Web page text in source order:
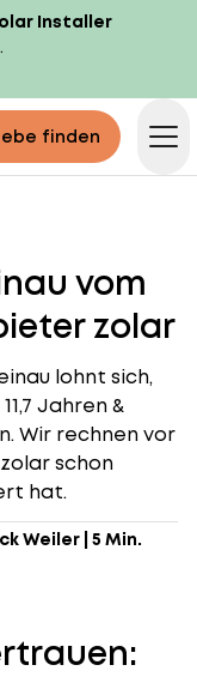
Installer
finden
vom
zolar
lohnt sich,
Jahren &
Wir rechnen vor
schon
hat.
Weiler| 5 Min.